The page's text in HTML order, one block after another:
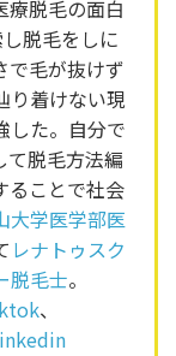
療脱毛の面白
脱毛をしに
で毛が抜けず
り着けない現
した。自分で
て脱毛方法編
ることで社会
大学医学部医
レナトゥスク
脱毛士。
、